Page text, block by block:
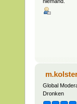
Global
Dronken